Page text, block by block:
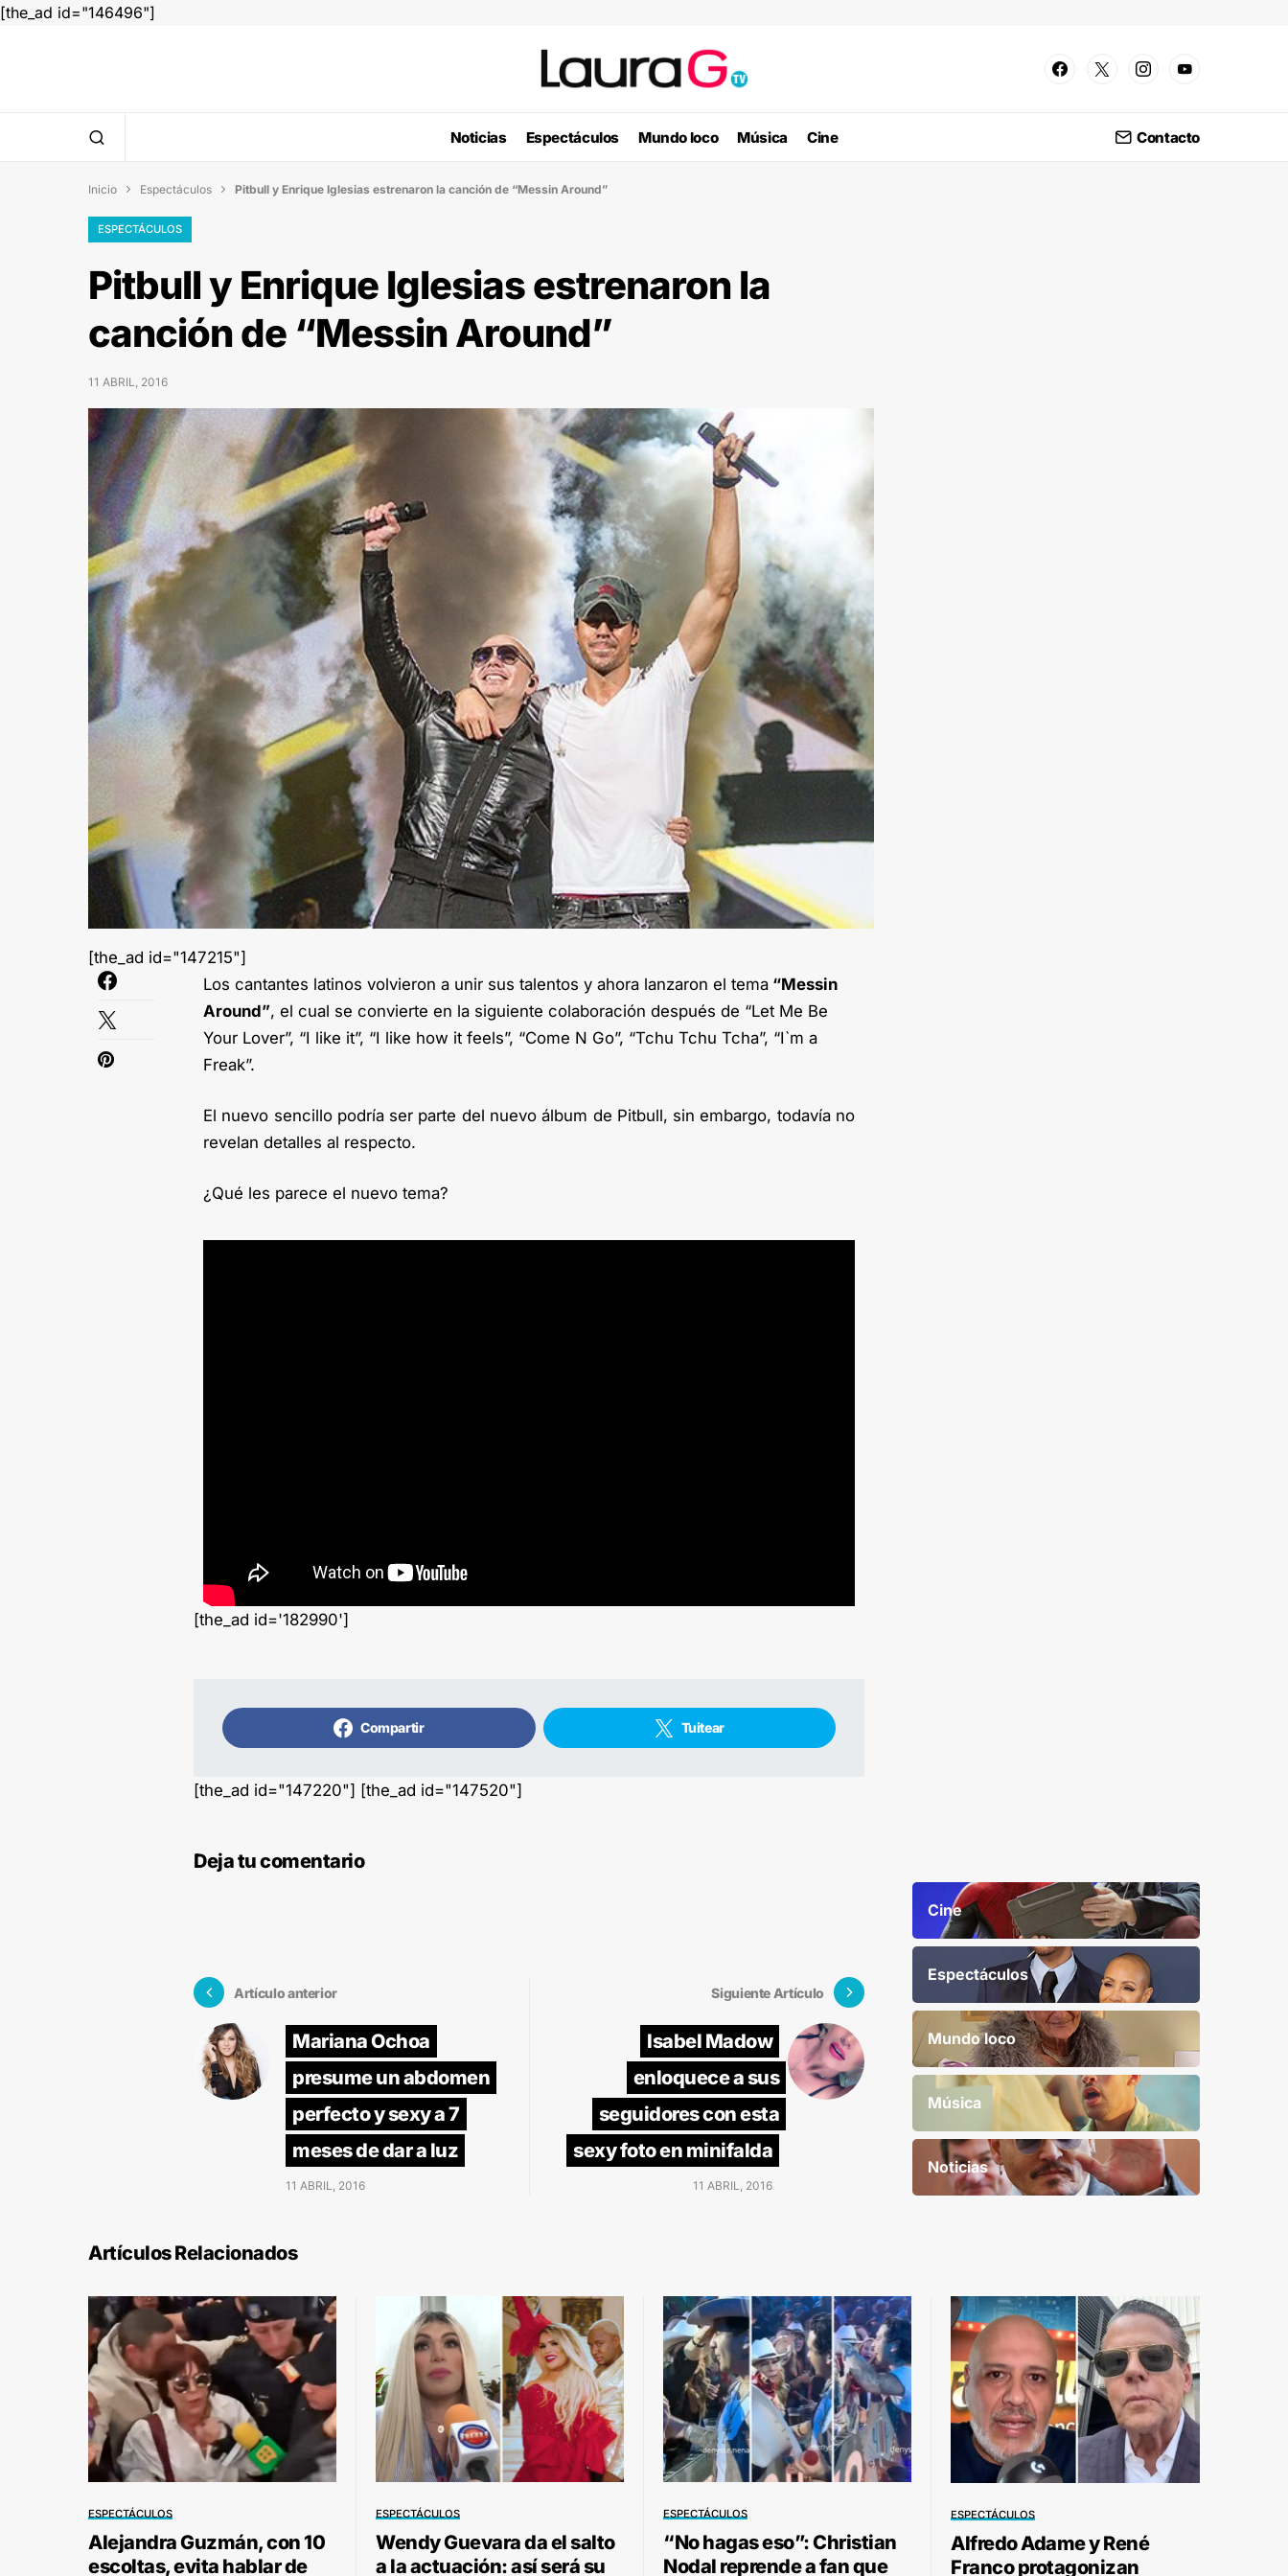
[the_ad id="146496"]
Noticias Espectáculos Mundo loco Música Cine Contacto
Inicio  Espectáculos  Pitbull y Enrique Iglesias estrenaron la canción de “Messin Around”
ESPECTÁCULOS
Pitbull y Enrique Iglesias estrenaron la
canción de “Messin Around”
11 ABRIL, 2016
[the_ad id="147215"]
Los cantantes latinos volvieron a unir sus talentos y ahora lanzaron el tema “Messin
Around”, el cual se convierte en la siguiente colaboración después de “Let Me Be
Your Lover”, “I like it”, “I like how it feels”, “Come N Go”, “Tchu Tchu Tcha”, “I`m a
Freak”.
El nuevo sencillo podría ser parte del nuevo álbum de Pitbull, sin embargo, todavía no
revelan detalles al respecto.
¿Qué les parece el nuevo tema?
[the_ad id='182990']
Compartir Tuitear
[the_ad id="147220"] [the_ad id="147520"]
Deja tu comentario
Artículo anterior
Mariana Ochoa
presume un abdomen
perfecto y sexy a 7
meses de dar a luz
11 ABRIL, 2016
Siguiente Artículo
Isabel Madow
enloquece a sus
seguidores con esta
sexy foto en minifalda
11 ABRIL, 2016
Cine
Espectáculos
Mundo loco
Música
Noticias
Artículos Relacionados
ESPECTÁCULOS
Alejandra Guzmán, con 10
escoltas, evita hablar de
ESPECTÁCULOS
Wendy Guevara da el salto
a la actuación: así será su
ESPECTÁCULOS
“No hagas eso”: Christian
Nodal reprende a fan que
ESPECTÁCULOS
Alfredo Adame y René
Franco protagonizan